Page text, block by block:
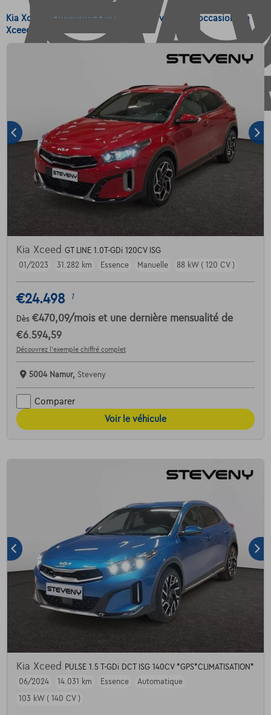
Kia Xceed d'occasion - Achetez votre voiture d'occasion Kia
Xceed
Kia Xceed GT LINE 1.0T-GDi 120CV ISG
01/2023
31.282 km Essence Manuelle 88 kW ( 120 CV )
€24.498 1
Dès €470,09/mois et une dernière mensualité de
€6.594,59
Découvrez l’exemple chiffré complet
5004 Namur, Steveny
Comparer
Voir le véhicule
Kia Xceed
PULSE 1.5 T-GDi DCT ISG 140CV *GPS*CLIMATISATION*
06/2024
14.031 km Essence
Automatique
103 kW ( 140 CV )